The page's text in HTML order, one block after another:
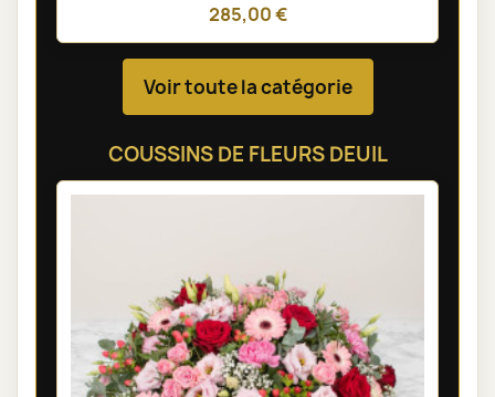
285,00 €
Voir toute la catégorie
COUSSINS DE FLEURS DEUIL